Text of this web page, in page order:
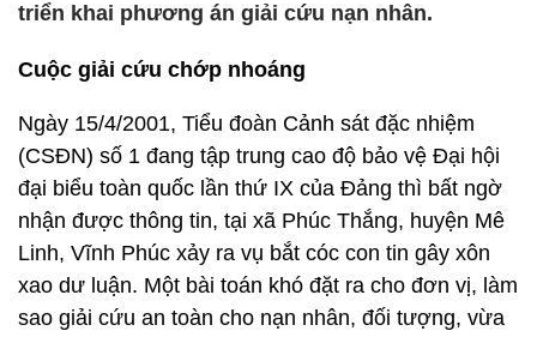
triển khai phương án giải cứu nạn nhân.
Cuộc giải cứu chớp nhoáng
Ngày 15/4/2001, Tiểu đoàn Cảnh sát đặc nhiệm
(CSĐN) số 1 đang tập trung cao độ bảo vệ Đại hội
đại biểu toàn quốc lần thứ IX của Đảng thì bất ngờ
nhận được thông tin, tại xã Phúc Thắng, huyện Mê
Linh, Vĩnh Phúc xảy ra vụ bắt cóc con tin gây xôn
xao dư luận. Một bài toán khó đặt ra cho đơn vị, làm
sao giải cứu an toàn cho nạn nhân, đối tượng, vừa